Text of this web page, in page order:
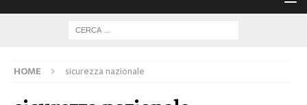
HOME sicurezza nazionale